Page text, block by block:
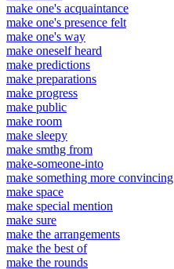
make one's acquaintance
make one's presence felt
make one's way
make oneself heard
make predictions
make preparations
make progress
make public
make room
make sleepy
make smthg from
make-someone-into
make something more convincing
make space
make special mention
make sure
make the arrangements
make the best of
make the rounds